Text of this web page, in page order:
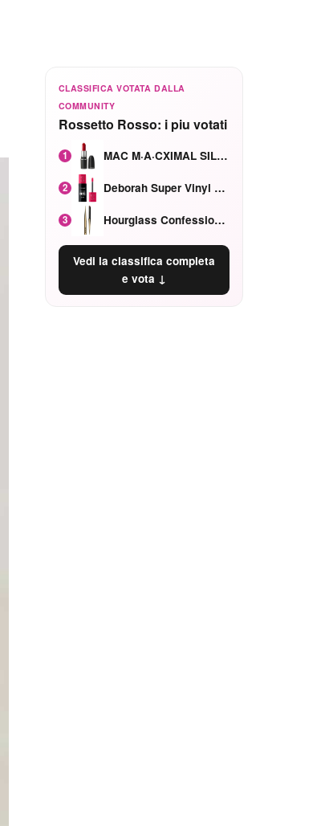
CLASSIFICA VOTATA DALLA
COMMUNITY
Rossetto Rosso: i piu votati
1 MAC M·A·CXIMAL SILKY MATTE Red Rock mat
2 Deborah Super Vinyl Shake Rosa Ciliegia
3 Hourglass Confession Ricaricabile Ultra Preciso Ad Alta Intensità Secretly Classic Red
Vedi la classifica completa
e vota ↓